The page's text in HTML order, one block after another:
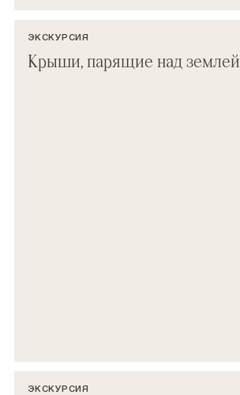
ЭКСКУРСИЯ
Крыши, парящие над землей
ЭКСКУРСИЯ